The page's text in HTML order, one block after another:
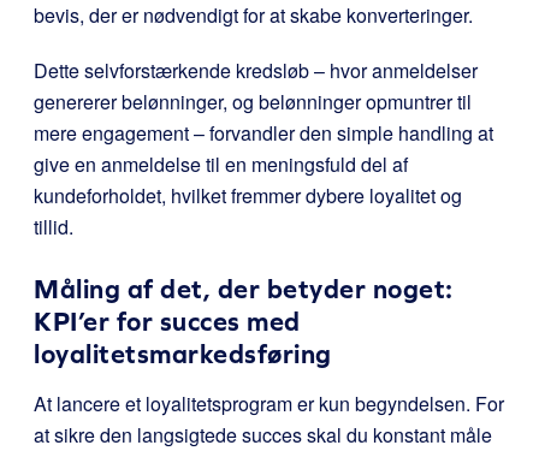
bevis, der er nødvendigt for at skabe konverteringer.
Dette selvforstærkende kredsløb – hvor anmeldelser
genererer belønninger, og belønninger opmuntrer til
mere engagement – forvandler den simple handling at
give en anmeldelse til en meningsfuld del af
kundeforholdet, hvilket fremmer dybere loyalitet og
tillid.
Måling af det, der betyder noget:
KPI’er for succes med
loyalitetsmarkedsføring
At lancere et loyalitetsprogram er kun begyndelsen. For
at sikre den langsigtede succes skal du konstant måle